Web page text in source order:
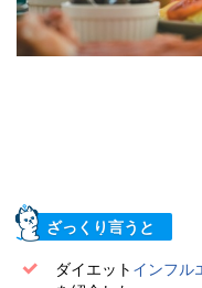
ざっくり言うと
ダイエット インフル